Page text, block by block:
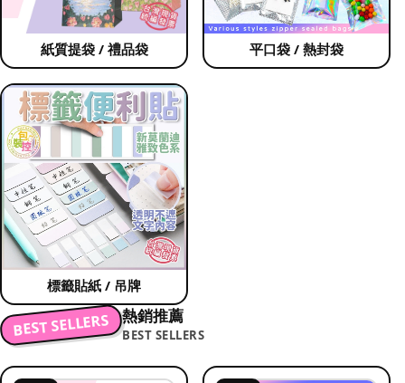
紙質提袋 / 禮品袋 平口袋 / 熱封袋
標籤貼紙 / 吊牌
BEST SELLERS 熱銷推薦
BEST SELLERS